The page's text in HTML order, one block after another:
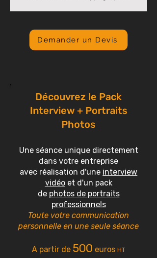
Demander un Devis
Découvrez le Pack
Interview + Portraits
Photos
Une séance unique directement
dans votre entreprise
avec réalisation d'une interview
vidéoet d'un pack
de photos de portraits
professionnels
Toute votre communication
personnelle en une seule séance
A partir de 500 euros HT